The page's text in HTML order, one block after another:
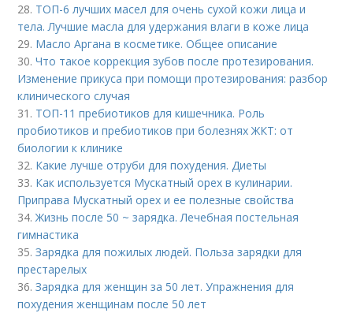
28. ТОП-6 лучших масел для очень сухой кожи лица и
тела. Лучшие масла для удержания влаги в коже лица
29. Масло Аргана в косметике. Общее описание
30.Что такое коррекция зубов после протезирования.
Изменение прикуса при помощи протезирования: разбор
клинического случая
31. ТОП-11 пребиотиков для кишечника. Роль
пробиотиков и пребиотиков при болезнях ЖКТ: от
биологии к клинике
32. Какие лучше отруби для похудения. Диеты
33. Как используется Мускатный орех в кулинарии.
Приправа Мускатный орех и ее полезные свойства
34.Жизнь после 50 ~ зарядка. Лечебная постельная
гимнастика
35.Зарядка для пожилых людей. Польза зарядки для
престарелых
36.Зарядка для женщин за 50 лет. Упражнения для
похудения женщинам после 50 лет